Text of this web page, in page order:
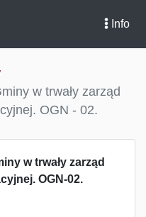
Info
w trwały zarząd
OGN - 02.
w trwały zarząd
OGN-02.